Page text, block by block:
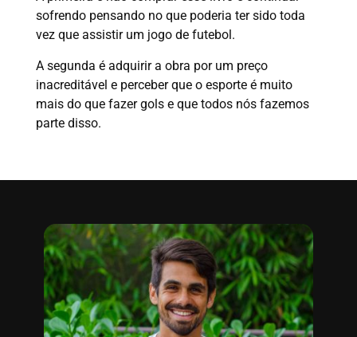
sofrendo pensando no que poderia ter sido toda
vez que assistir um jogo de futebol.
A segunda é adquirir a obra por um preço
inacreditável e perceber que o esporte é muito
mais do que fazer gols e que todos nós fazemos
parte disso.